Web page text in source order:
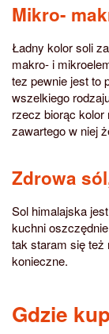
Mikro-
Ładny kolor soli
makro- i
tez pewnie jest to
wszelkiego
rzecz biorąc kolor
zawartego w niej
Zdrowa
Sol himalajska
kuchni
tak staram się też
konieczne.
Gdzie